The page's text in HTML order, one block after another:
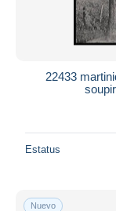
Visa
iDeal
Residencia del
22433
Estatus
Nuevo